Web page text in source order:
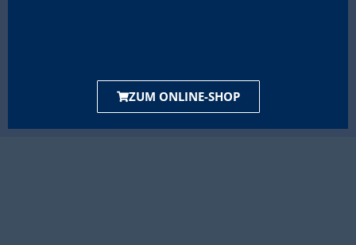
ZUM ONLINE-SHOP